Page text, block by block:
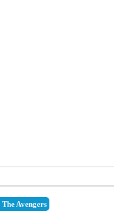
Avengers